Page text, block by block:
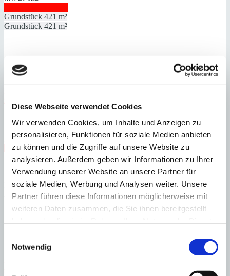
Diese Webseite verwendet Cookies
Wir verwenden Cookies, um Inhalte und Anzeigen zu
personalisieren, Funktionen für soziale Medien anbieten
zu können und die Zugriffe auf unsere Website zu
analysieren. Außerdem geben wir Informationen zu Ihrer
Verwendung unserer Website an unsere Partner für
soziale Medien, Werbung und Analysen weiter. Unsere
Partner führen diese Informationen möglicherweise mit
weiteren Daten zusammen, die Sie ihnen bereitgestellt
Notwendig
Grundstück 421 m²
Grundstück 421 m²
Preis:
3.100.000
Ref:15136
Immobilie anzeigen
Schlafzimmer 4 Badezimmer 5 Grundstück 14.596 m² Bebaute
Fläche
347 m²
Schlafzimmer 4 Badezimmer 5 Grundstück 14.596 m² Bebaute
Fläche 347 m² Terrasse 225 m² Heizung Fußbodenheizung Baujahr
2025